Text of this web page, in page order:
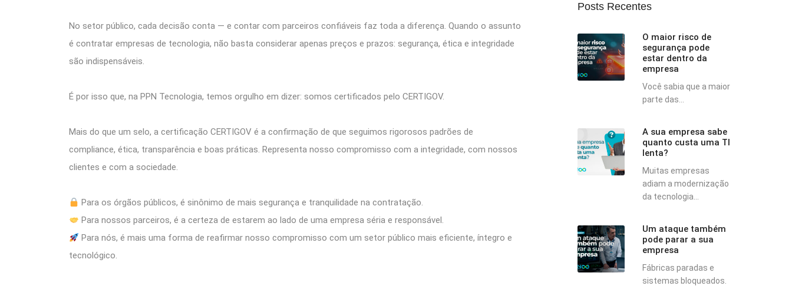
No setor público, cada decisão conta — e contar com parceiros confiáveis faz toda a diferença. Quando o assunto
é contratar empresas de tecnologia, não basta considerar apenas preços e prazos: segurança, ética e integridade
são indispensáveis.
É por isso que, na PPN Tecnologia, temos orgulho em dizer: somos certificados pelo CERTIGOV.
Mais do que um selo, a certificação CERTIGOV é a confirmação de que seguimos rigorosos padrões de
compliance, ética, transparência e boas práticas. Representa nosso compromisso com a integridade, com nossos
clientes e com a sociedade.
Para os órgãos públicos, é sinônimo de mais segurança e tranquilidade na contratação.
Para nossos parceiros, é a certeza de estarem ao lado de uma empresa séria e responsável.
Para nós, é mais uma forma de reafirmar nosso compromisso com um setor público mais eficiente, íntegro e
tecnológico.
Posts Recentes
O maior risco de
segurança pode
estar dentro da
empresa
Você sabia que a maior
parte das...
A sua empresa sabe
quanto custa uma TI
lenta?
Muitas empresas
adiam a modernização
da tecnologia...
Um ataque também
pode parar a sua
empresa
Fábricas paradas e
sistemas bloqueados.